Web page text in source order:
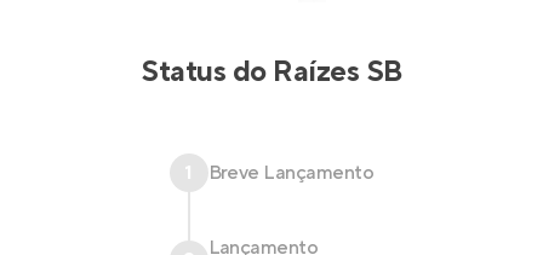
Status do Raízes SB
1 Breve Lançamento
Lançamento